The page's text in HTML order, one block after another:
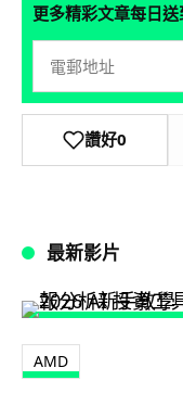
更多精彩文章每日
讚好0
最新影片
AMD